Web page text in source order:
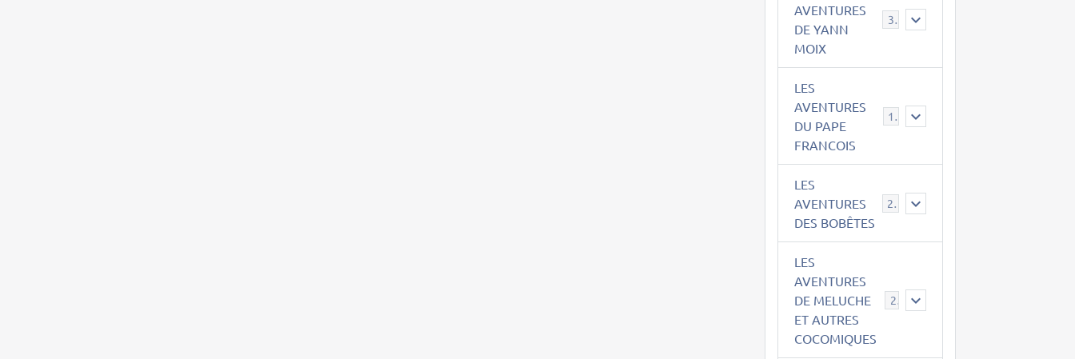
AVENTURES
DE YANN
MOIX
39
LES
AVENTURES
DU PAPE
FRANCOIS
15
LES
AVENTURES
DES BOBÊTES
23
LES
AVENTURES
DE MELUCHE
ET AUTRES
COCOMIQUES
22